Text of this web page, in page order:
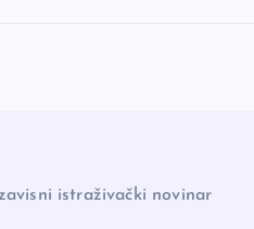
istraživački novinar